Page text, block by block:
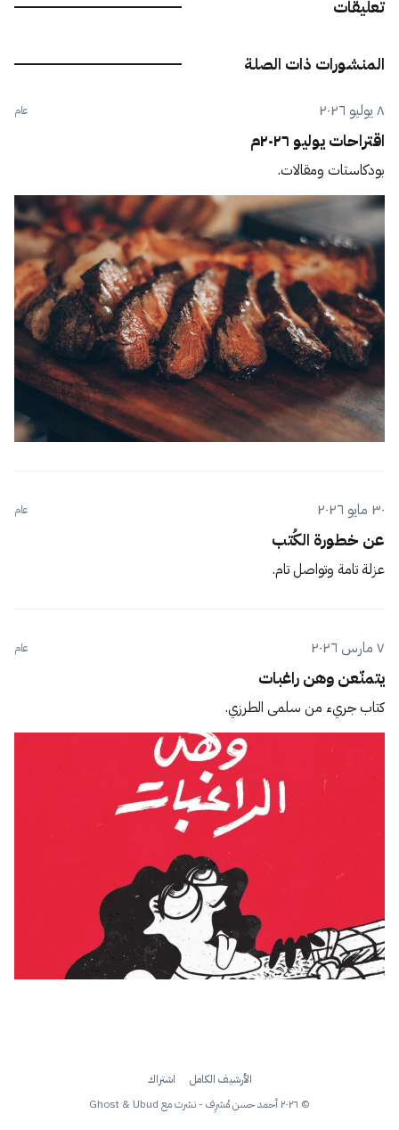
تعليقات
المنشورات ذات الصلة
٨ يوليو ٢٠٢٦ عام
اقتراحات يوليو ٢٠٢٦م
بودكاستات ومقالات.
٣٠ مايو ٢٠٢٦ عام
عن خطورة الكُتب
عزلة تامة وتواصل تام.
٧ مارس ٢٠٢٦ عام
يتمنّعن وهن راغبات
كتاب جريء من سلمى الطرزي.
الأرشيف الكامل
اشتراك
© ٢٠٢٦ أحمد حسن مُشرِف - نشرت مع
Ghost & Ubud